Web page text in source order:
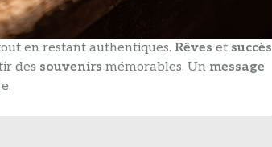
en restant authentiques. Rêves et succès
des souvenirs mémorables. Un message